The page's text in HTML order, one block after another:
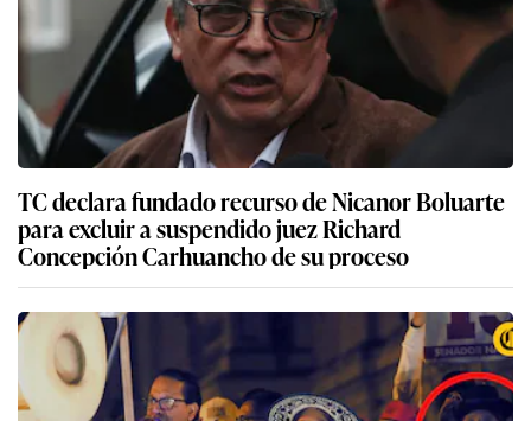
TC declara fundado recurso de Nicanor Boluarte
para excluir a suspendido juez Richard
Concepción Carhuancho de su proceso